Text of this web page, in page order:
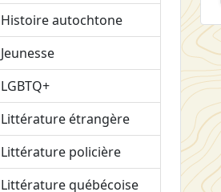
Histoire autochtone
Jeunesse
LGBTQ+
Littérature étrangère
Littérature policière
Littérature québécoise